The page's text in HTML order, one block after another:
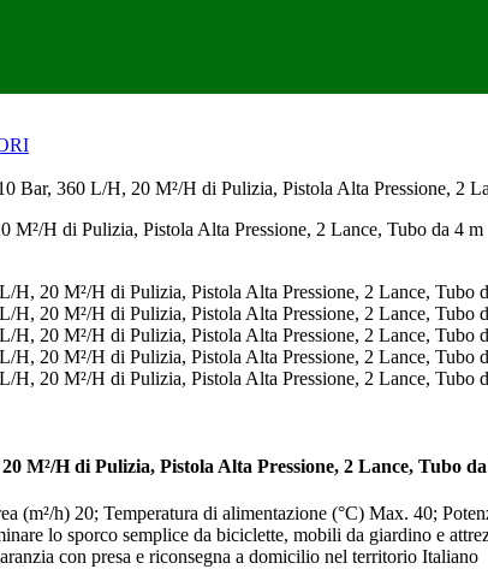
Bar, 360 L/H, 20 M²/H di Pulizia, Pistola Alta Pressione, 2
M²/H di Pulizia, Pistola Alta Pressione, 2 Lance, Tubo
(m²/h) 20; Temperatura di alimentazione (°C) Max. 40;
lo sporco semplice da biciclette, mobili da giardino e
con presa e riconsegna a domicilio nel territorio Italiano